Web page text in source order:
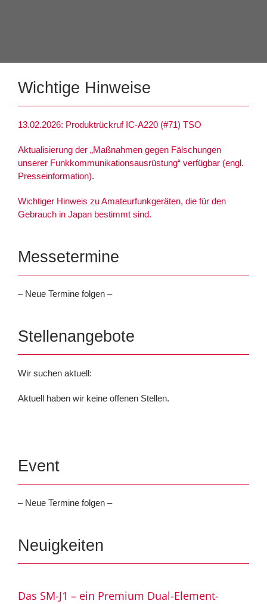
Wichtige Hinweise
13.02.2026: Produktrückruf IC-A220 (#71) TSO
Aktualisierung der „Maßnahmen gegen Fälschungen
unserer Funkkommunikationsausrüstung“ verfügbar (engl.
Presseinformation).
Wichtiger Hinweis zu Amateurfunkgeräten, die für den
Gebrauch in Japan bestimmt sind.
Messetermine
– Neue Termine folgen –
Stellenangebote
Wir suchen aktuell:
Aktuell haben wir keine offenen Stellen.
Event
– Neue Termine folgen –
Neuigkeiten
Das SM-J1 – ein Premium Dual-Element-